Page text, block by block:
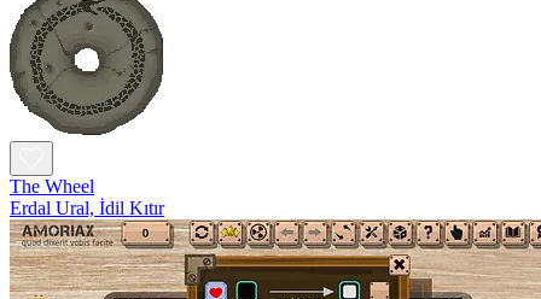
The Wheel
Erdal Ural, İdil Kıtır